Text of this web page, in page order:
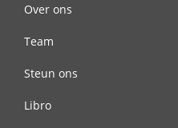
Over ons
Team
Steun ons
Libro